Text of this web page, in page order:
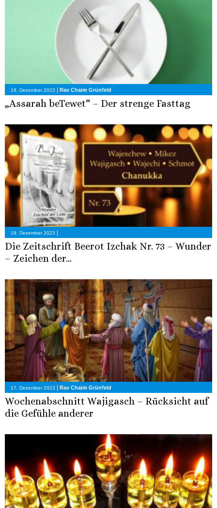
19. Dezember 2023 | Rav Chaim Grünfeld
„Assarah beTewet“ – Der strenge Fasttag
19. Dezember 2023 |
Die Zeitschrift Beerot Izchak Nr. 73 – Wunder
– Zeichen der...
17. Dezember 2023 Rav Chaim Grünfeld
Wochenabschnitt Wajigasch – Rücksicht auf
die Gefühle anderer